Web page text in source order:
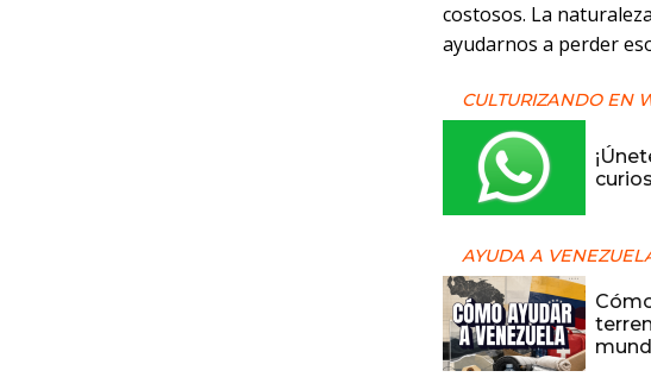
costosos. La
ayudarnos a perder
CULTURIZANDO EN
AYUDA A